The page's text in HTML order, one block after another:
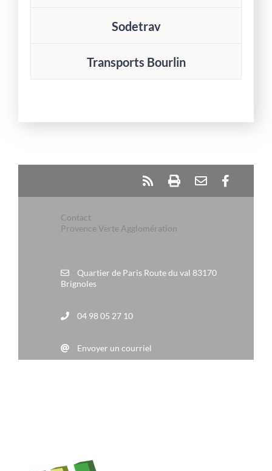
Sodetrav
Transports Bourlin
Contact
Provence Verte Agglomération
Quartier de Paris Route du val 83170
Brignoles
04 98 05 27 10
Envoyer un courriel